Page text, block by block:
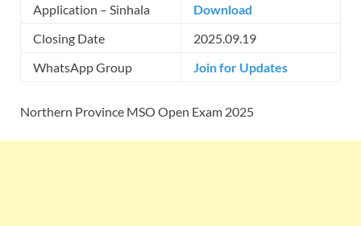
Application – Sinhala
Download
Closing Date
2025.09.19
WhatsApp Group
Join for Updates
Northern Province MSO Open Exam 2025